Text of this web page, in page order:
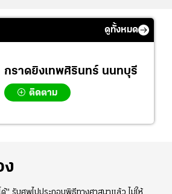
ดูทั้งหมด
กราดยิงเทพศิรินทร์ นนทบุรี
ติดตาม
ง